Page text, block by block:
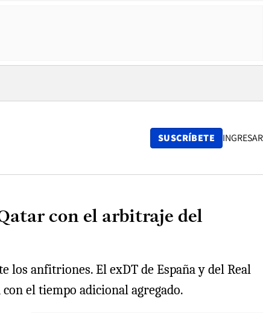
SUSCRÍBETE INGRESAR
con el arbitraje del
los anfitriones. El exDT de España y del Real
el tiempo adicional agregado.